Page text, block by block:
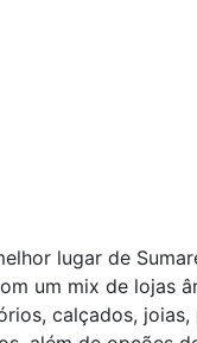
lugar de
um mix de lojas
calçados, joias,